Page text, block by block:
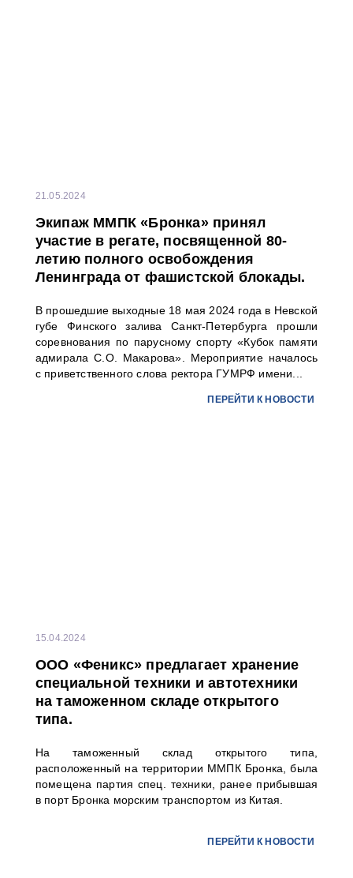
21.05.2024
Экипаж ММПК «Бронка» принял
участие в регате, посвященной 80-
летию полного освобождения
Ленинграда от фашистской блокады.
В прошедшие выходные 18 мая 2024 года в Невской
губе Финского залива Санкт-Петербурга прошли
соревнования по парусному спорту «Кубок памяти
адмирала С.О. Макарова». Мероприятие началось
с приветственного слова ректора ГУМРФ имени...
ПЕРЕЙТИ К НОВОСТИ
15.04.2024
ООО «Феникс» предлагает хранение
специальной техники и автотехники
на таможенном складе открытого
типа.
На таможенный склад открытого типа,
расположенный на территории ММПК Бронка, была
помещена партия спец. техники, ранее прибывшая
в порт Бронка морским транспортом из Китая.
ПЕРЕЙТИ К НОВОСТИ